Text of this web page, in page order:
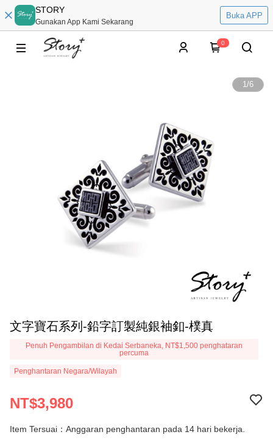
STORY
Gunakan App Kami Sekarang
Buka APP
0
1/6
文字寶石系列-鉛字訂製純銀袖釦-樸真
Penuh Pengambilan di Kedai Serbaneka, NT$1,500 penghataran
percuma
Penghantaran Negara/Wilayah
NT$3,980
Item Tersuai：Anggaran penghantaran pada 14 hari bekerja.